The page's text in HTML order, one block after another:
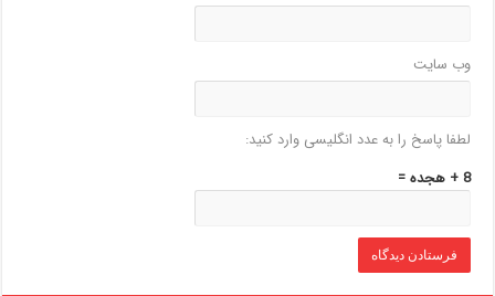
وب‌ سایت
لطفا پاسخ را به عدد انگلیسی وارد کنید:
8 + هجده =